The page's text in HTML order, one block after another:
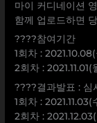
마이 커디네이션
함께 업로드하면
????참여기간
1회차 :
2회차 : 2021.11.01(
????결과발표 : 심
1회차 : 2021.11.03(
2회차 :